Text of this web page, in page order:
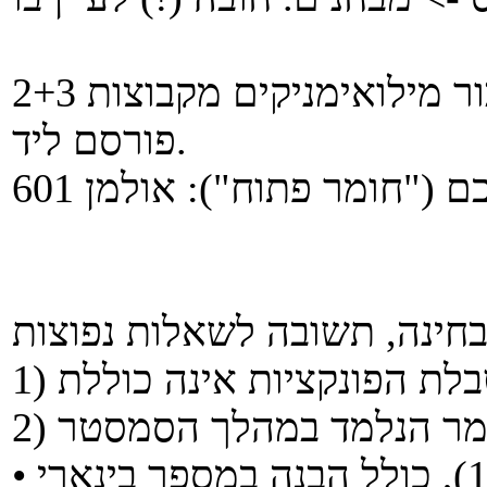
דף שער נוסף ("חומר פתוח") עבור מילואימניקים מקבוצות 2+3
פורסם ליד.